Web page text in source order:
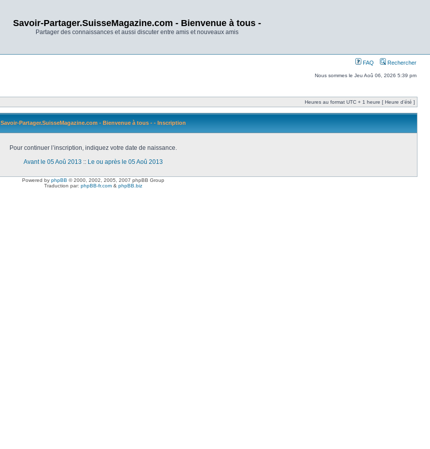
Savoir-Partager.SuisseMagazine.com - Bienvenue à tous -
Partager des connaissances et aussi discuter entre amis et nouveaux amis
FAQ Rechercher
Nous sommes le Jeu Aoû 06, 2026 5:39 pm
Heures au format UTC + 1 heure [ Heure d’été ]
Savoir-Partager.SuisseMagazine.com - Bienvenue à tous - - Inscription
Pour continuer l’inscription, indiquez votre date de naissance.
Avant le 05 Aoû 2013 :: Le ou après le 05 Aoû 2013
Powered by phpBB © 2000, 2002, 2005, 2007 phpBB Group
Traduction par: phpBB-fr.com & phpBB.biz